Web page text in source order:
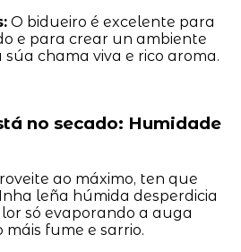
O bidueiro é excelente para
e para crear un ambiente
chama viva e rico aroma.
no secado: Humidade
ao máximo, ten que
leña húmida desperdicia
só evaporando a auga
fume e sarrio.